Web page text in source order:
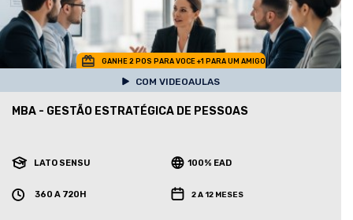
GANHE 2 POS PARA VOCE +1 PARA UM AMIGO
COM VIDEOAULAS
MBA - GESTÃO ESTRATÉGICA DE PESSOAS
LATO SENSU 100% EAD
360 A 720H 2 A 12 MESES